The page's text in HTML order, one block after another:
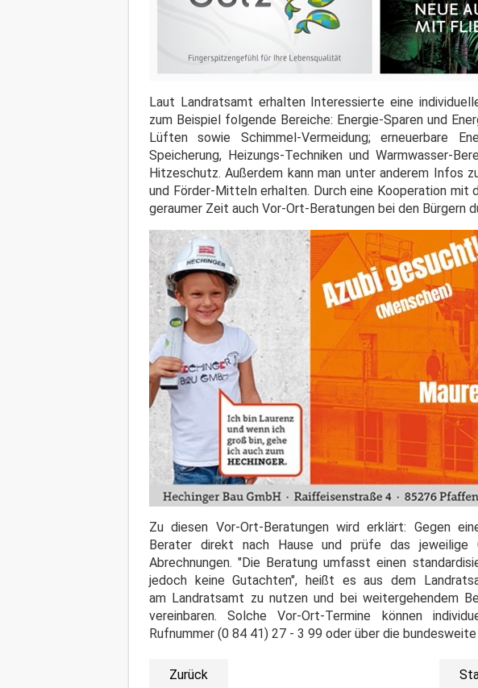
Laut Landratsamt erhalten Interessierte eine
zum Beispiel folgende Bereiche: Energie-Sparen und
Lüften sowie Schimmel-Vermeidung; erneuerbare
Speicherung, Heizungs-Techniken und Warmwasser-
Hitzeschutz. Außerdem kann man unter anderem Infos
und Förder-Mitteln erhalten. Durch eine Kooperation mit
geraumer Zeit auch Vor-Ort-Beratungen bei den Bürgern
Zu diesen Vor-Ort-Beratungen wird erklärt: Gegen
Berater direkt nach Hause und prüfe das jeweilige
Abrechnungen. "Die Beratung umfasst einen
jedoch keine Gutachten", heißt es aus dem
am Landratsamt zu nutzen und bei weitergehendem
vereinbaren. Solche Vor-Ort-Termine können
Rufnummer (0 84 41) 27 - 3 99 oder über die
Zurück